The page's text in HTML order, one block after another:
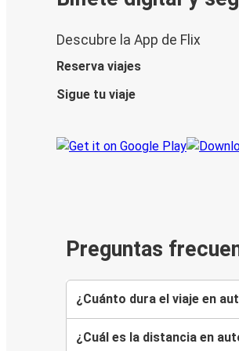
Descubre la App de Flix
Reserva viajes
Sigue tu viaje
Preguntas
¿Cuánto dura el viaje en
¿Cuál es la distancia en